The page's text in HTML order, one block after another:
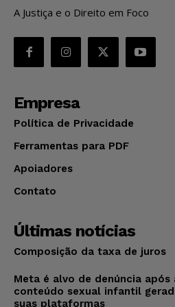
A Justiça e o Direito em Foco
Empresa
Política de Privacidade
Ferramentas para PDF
Apoiadores
Contato
Últimas notícias
Composição da taxa de juros
Meta é alvo de denúncia após
conteúdo sexual infantil
suas plataformas